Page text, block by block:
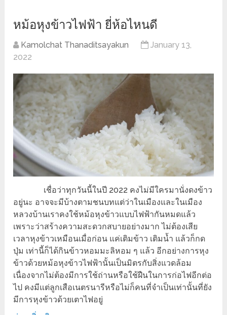
หม้อหุงข้าวไฟฟ้า ยี่ห้อไหนดี
Kamolchat Thanaditsayakun
January 13,
2022
เชื่อว่าทุกวันนี้ในปี 2022 คงไม่มีใครมานั่งดงข้าว
อยู่นะ อาจจะมีบ้างตามชนบทแต่ว่าในเมืองและในเมือง
หลวงบ้านเราคงใช้หม้อหุงข้าวแบบไฟฟ้ากันหมดแล้ว
เพราะว่าสร้างความสะดวกสบายอย่างมาก ไม่ต้องเสีย
เวลาหุงข้าวเหมือนเมื่อก่อน แค่เติมข้าว เติมน้ำ แล้วก็กด
ปุ่ม เท่านี้ก็ได้กินข้าวหอมมะลิหอม ๆ แล้ว อีกอย่างการหุง
ข้าวด้วยหม้อหุงข้าวไฟฟ้านั้นเป็นมิตรกับสิ่งแวดล้อม
เนื่องจากไม่ต้องมีการใช้ถ่านหรือใช้ฝืนในการก่อไฟอีกต่อ
ไป คงมีแต่ลูกเสือเนตรนารีหรือไม่ก็คนที่จำเป็นเท่านั้นที่ยัง
มีการหุงข้าวด้วยเตาไฟอยู่